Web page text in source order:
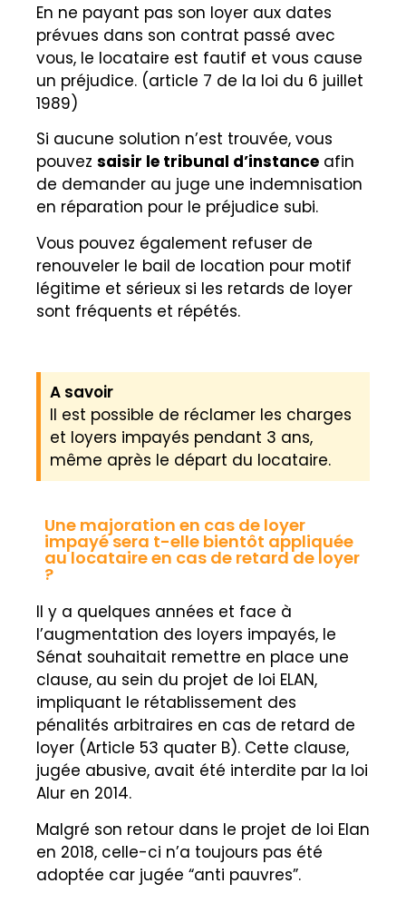
En ne payant pas son loyer aux dates
prévues dans son contrat passé avec
vous, le locataire est fautif et vous cause
un préjudice. (article 7 de la loi du 6 juillet
1989)
Si aucune solution n’est trouvée, vous
pouvez saisir le tribunal d’instance afin
de demander au juge une indemnisation
en réparation pour le préjudice subi.
Vous pouvez également refuser de
renouveler le bail de location pour motif
légitime et sérieux si les retards de loyer
sont fréquents et répétés.
A savoir
Il est possible de réclamer les charges
et loyers impayés pendant 3 ans,
même après le départ du locataire.
Une majoration en cas de loyer
impayé sera t-elle bientôt appliquée
au locataire en cas de retard de loyer
?
Il y a quelques années et face à
l’augmentation des loyers impayés, le
Sénat souhaitait remettre en place une
clause, au sein du projet de loi ELAN,
impliquant le rétablissement des
pénalités arbitraires en cas de retard de
loyer (Article 53 quater B). Cette clause,
jugée abusive, avait été interdite par la loi
Alur en 2014.
Malgré son retour dans le projet de loi Elan
en 2018, celle-ci n’a toujours pas été
adoptée car jugée “anti pauvres”.